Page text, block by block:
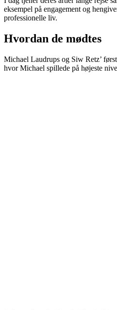
eksempel på engagement og
professionelle liv.
Hvordan de mødtes
Michael Laudrups og Siw Retz’
hvor Michael spillede på højeste